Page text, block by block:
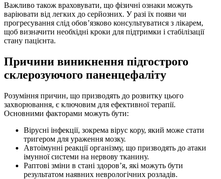
Важливо також враховувати, що фізичні ознаки можуть
варіювати від легких до серйозних. У разі їх появи чи
прогресування слід обов’язково консультуватися з лікарем,
щоб визначити необхідні кроки для підтримки і стабілізації
стану пацієнта.
Причини виникнення підгострого
склерозуючого паненцефаліту
Розуміння причин, що призводять до розвитку цього
захворювання, є ключовим для ефективної терапії.
Основними факторами можуть бути:
Вірусні інфекції, зокрема вірус кору, який може стати
тригером для ураження мозку.
Автоімунні реакції організму, що призводять до атаки
імунної системи на нервову тканину.
Раптові зміни в стані здоров’я, які можуть бути
результатом наявних неврологічних розладів.